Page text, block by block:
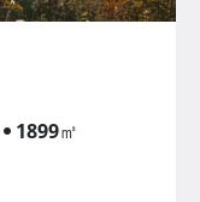
1899㎡